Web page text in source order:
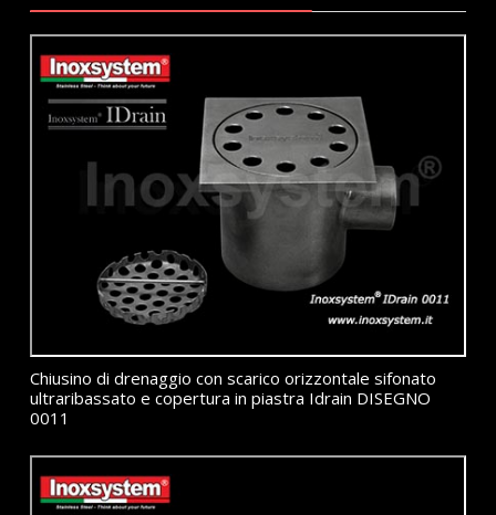
Chiusino di drenaggio con scarico orizzontale sifonato
ultraribassato e copertura in piastra Idrain DISEGNO
0011